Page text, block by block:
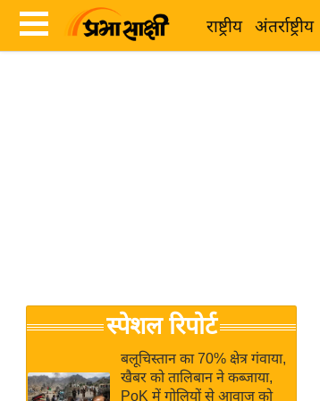
राष्ट्रीय अंतर्राष्ट्रीय
Breaking
News in
जगत
राय
स्पेशल रिपोर्ट
बलूचिस्तान का 70% क्षेत्र गंवाया,
खैबर को तालिबान ने कब्जाया,
PoK में गोलियों से आवाज को